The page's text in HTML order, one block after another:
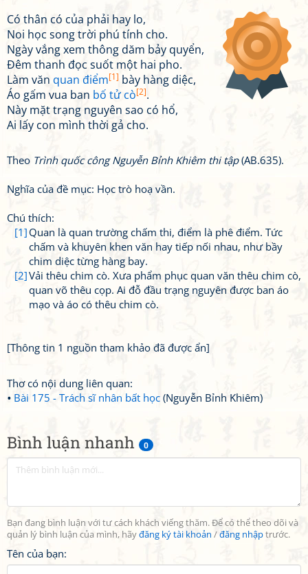
Bình luận nhanh 0
Bạn đang bình luận với tư cách khách viếng thăm. Để có thể theo dõi và
quản lý bình luận của mình, hãyđăng ký tài khoản /đăng nhậptrước.
Tên của bạn:
Có thân có của phải hay lo,
Noi học song trời phú tính cho.
Ngày vắng xem thông dăm bảy quyển,
Đêm thanh đọc suốt một hai pho.
Làm văn quan điểm[1] bày hàng diệc,
Áo gấm vua ban bố tử cò[2].
Này mặt trạng nguyên sao có hổ,
Ai lấy con mình thời gả cho.
Theo Trình quốc công Nguyễn Bỉnh Khiêm thi tập(AB.635).
Nghĩa của đề mục: Học trò hoạ vần.
Chú thích:
[1] Quan là quan trường chấm thi, điểm là phê điểm. Tức
chấm và khuyên khen văn hay tiếp nối nhau, như bầy
chim diệc từng hàng bay.
[2]Vải thêu chim cò. Xưa phẩm phục quan văn thêu chim cò,
quan võ thêu cọp. Ai đỗ đầu trạng nguyên được ban áo
mạo và áo có thêu chim cò.
[Thông tin 1 nguồn tham khảo đã được ẩn]
Thơ có nội dung liên quan:
Bài 175 - Trách sĩ nhân bất học (Nguyễn Bỉnh Khiêm)